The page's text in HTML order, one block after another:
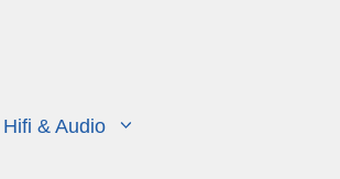
Hifi & Audio